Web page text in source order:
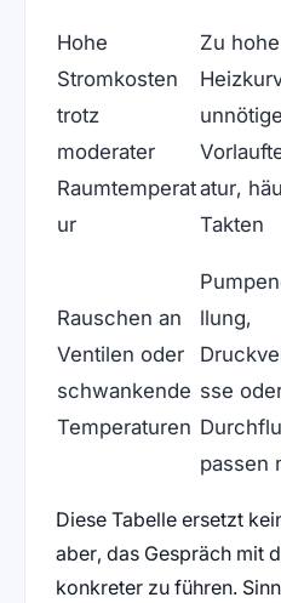
Hohe
Stromkosten
trotz
moderater
Raumtemperat
ur
Zu hohe
unnötige
atur,
Takten
Rauschen an
Ventilen oder
schwankende
Temperaturen
llung,
sse
passen
Diese Tabelle ersetzt
aber, das Gespräch mit
konkreter zu führen.